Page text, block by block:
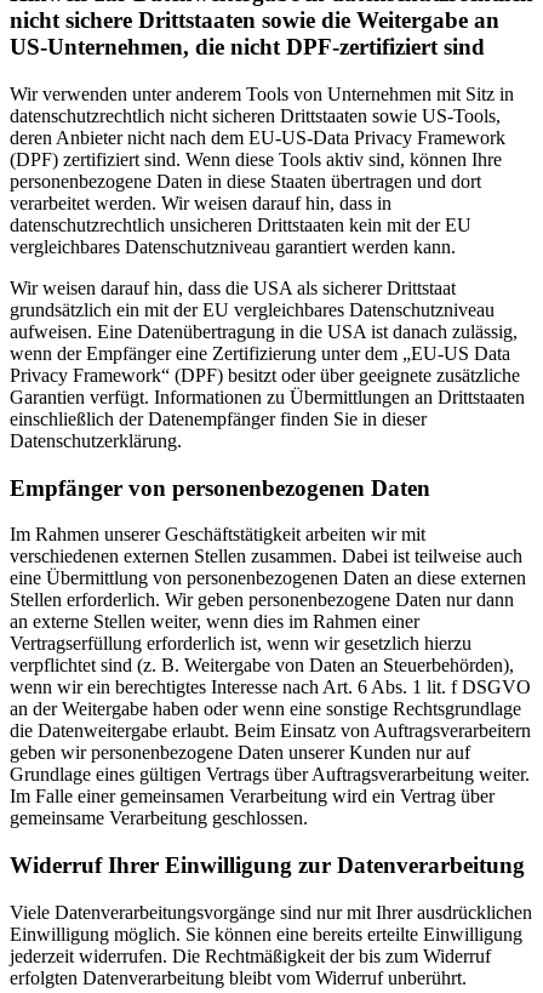
nicht sichere Drittstaaten sowie die Weitergabe an
US-Unternehmen, die nicht DPF-zertifiziert sind
Wir verwenden unter anderem Tools von Unternehmen mit Sitz in
datenschutzrechtlich nicht sicheren Drittstaaten sowie US-Tools,
deren Anbieter nicht nach dem EU-US-Data Privacy Framework
(DPF) zertifiziert sind. Wenn diese Tools aktiv sind, können Ihre
personenbezogene Daten in diese Staaten übertragen und dort
verarbeitet werden. Wir weisen darauf hin, dass in
datenschutzrechtlich unsicheren Drittstaaten kein mit der EU
vergleichbares Datenschutzniveau garantiert werden kann.
Wir weisen darauf hin, dass die USA als sicherer Drittstaat
grundsätzlich ein mit der EU vergleichbares Datenschutzniveau
aufweisen. Eine Datenübertragung in die USA ist danach zulässig,
wenn der Empfänger eine Zertifizierung unter dem „EU-US Data
Privacy Framework“ (DPF) besitzt oder über geeignete zusätzliche
Garantien verfügt. Informationen zu Übermittlungen an Drittstaaten
einschließlich der Datenempfänger finden Sie in dieser
Datenschutzerklärung.
Empfänger von personenbezogenen Daten
Im Rahmen unserer Geschäftstätigkeit arbeiten wir mit
verschiedenen externen Stellen zusammen. Dabei ist teilweise auch
eine Übermittlung von personenbezogenen Daten an diese externen
Stellen erforderlich. Wir geben personenbezogene Daten nur dann
an externe Stellen weiter, wenn dies im Rahmen einer
Vertragserfüllung erforderlich ist, wenn wir gesetzlich hierzu
verpflichtet sind (z. B. Weitergabe von Daten an Steuerbehörden),
wenn wir ein berechtigtes Interesse nach Art. 6 Abs. 1 lit. f DSGVO
an der Weitergabe haben oder wenn eine sonstige Rechtsgrundlage
die Datenweitergabe erlaubt. Beim Einsatz von Auftragsverarbeitern
geben wir personenbezogene Daten unserer Kunden nur auf
Grundlage eines gültigen Vertrags über Auftragsverarbeitung weiter.
Im Falle einer gemeinsamen Verarbeitung wird ein Vertrag über
gemeinsame Verarbeitung geschlossen.
Widerruf Ihrer Einwilligung zur Datenverarbeitung
Viele Datenverarbeitungsvorgänge sind nur mit Ihrer ausdrücklichen
Einwilligung möglich. Sie können eine bereits erteilte Einwilligung
jederzeit widerrufen. Die Rechtmäßigkeit der bis zum Widerruf
erfolgten Datenverarbeitung bleibt vom Widerruf unberührt.